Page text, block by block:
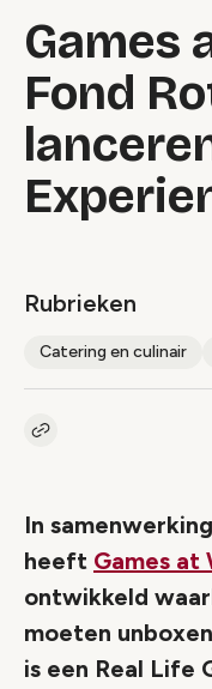
Games
Fond
Rubrieken
Catering en culinair
Kopieer link naar artikel
In
heeft Games at
ontwikkeld
moeten
is een Real Life